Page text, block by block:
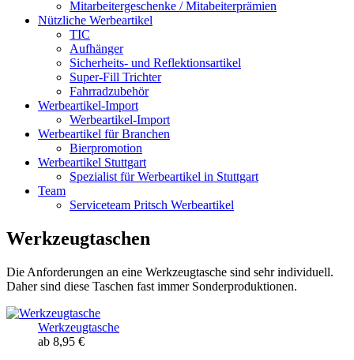
Mitarbeitergeschenke / Mitabeiterprämien
Nützliche Werbeartikel
TIC
Aufhänger
Sicherheits- und Reflektionsartikel
Super-Fill Trichter
Fahrradzubehör
Werbeartikel-Import
Werbeartikel-Import
Werbeartikel für Branchen
Bierpromotion
Werbeartikel Stuttgart
Spezialist für Werbeartikel in Stuttgart
Team
Serviceteam Pritsch Werbeartikel
Werkzeugtaschen
Die Anforderungen an eine Werkzeugtasche sind sehr individuell.
Daher sind diese Taschen fast immer Sonderproduktionen.
Werkzeugtasche
ab 8,95 €